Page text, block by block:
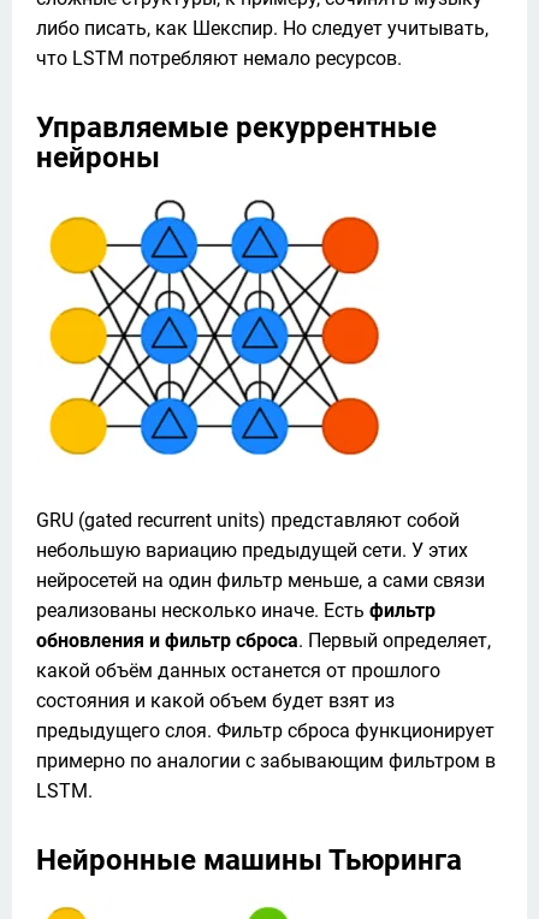
либо писать, как Шекспир. Но следует учитывать,
что LSTM потребляют немало ресурсов.
Управляемые рекуррентные
нейроны
GRU (gated recurrent units) представляют собой
небольшую вариацию предыдущей сети. У этих
нейросетей на один фильтр меньше, а сами связи
реализованы несколько иначе. Есть фильтр
обновления и фильтр сброса. Первый определяет,
какой объём данных останется от прошлого
состояния и какой объем будет взят из
предыдущего слоя. Фильтр сброса функционирует
примерно по аналогии с забывающим фильтром в
LSTM.
Нейронные машины Тьюринга